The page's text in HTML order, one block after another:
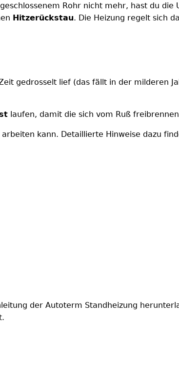
Rohr nicht mehr, hast du die
Hitzerückstau. Die Heizung regelt sich
gedrosselt lief (das fällt in der milderen
laufen, damit die sich vom Ruß
kann. Detaillierte Hinweise dazu
der Autoterm Standheizung